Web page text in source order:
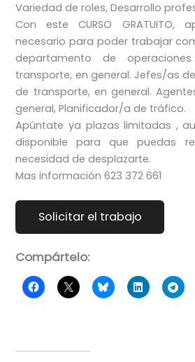
Variedad de roles, Desarrollo
Con este CURSO GRATUITO,
necesario para poder trabajar
departamento de
transporte, en general. Jefes/as
de transporte, en general.
general, Planificador/a de tráfico.
Apúntate ya plazas limitadas ,
disponible para que puedas
necesidad de desplazarte.
Mas información 623 372 661
Compártelo: